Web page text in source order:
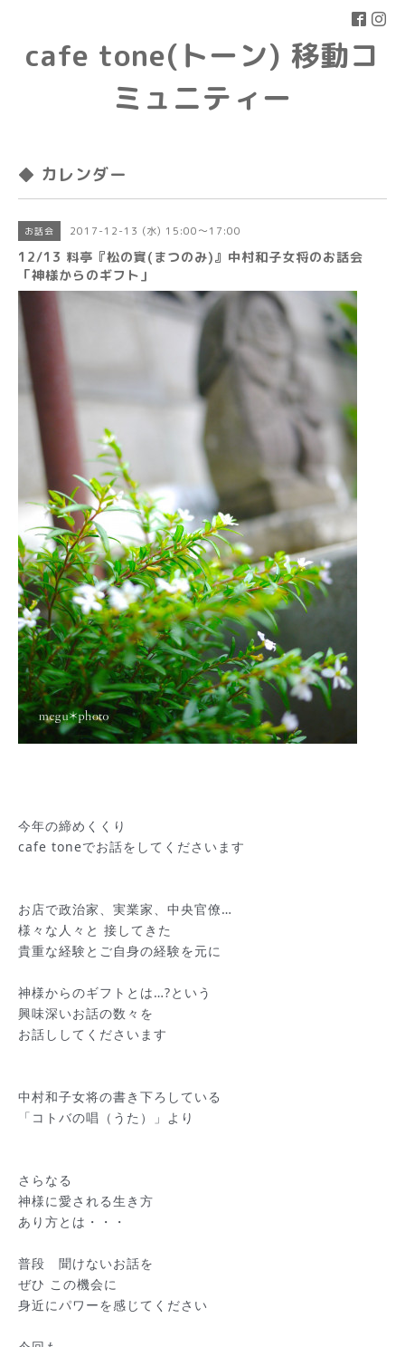
cafe tone(トーン) 移動コ
ミュニティー
◆ カレンダー
お話会 2017-12-13 (水) 15:00～17:00
12/13 料亭『松の實(まつのみ)』中村和子女将のお話会
「神様からのギフト」
今年の締めくくり
cafe toneでお話をしてくださいます
お店で政治家、実業家、中央官僚…
様々な人々と 接してきた
貴重な経験とご自身の経験を元に
神様からのギフトとは…?という
興味深いお話の数々を
お話ししてくださいます
中村和子女将の書き下ろしている
「コトバの唱（うた）」より
さらなる
神様に愛される生き方
あり方とは・・・
普段 聞けないお話を
ぜひ この機会に
身近にパワーを感じてください